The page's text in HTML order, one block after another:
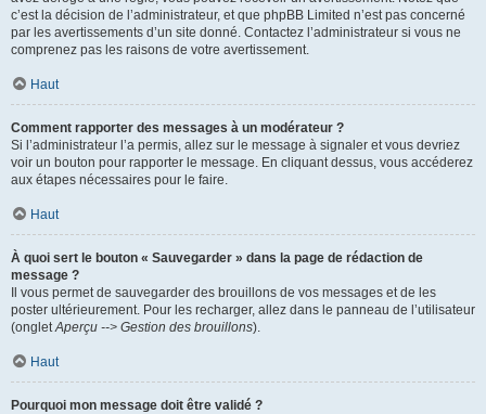
c’est la décision de l’administrateur, et que phpBB Limited n’est pas concerné
par les avertissements d’un site donné. Contactez l’administrateur si vous ne
comprenez pas les raisons de votre avertissement.
Haut
Comment rapporter des messages à un modérateur ?
Si l’administrateur l’a permis, allez sur le message à signaler et vous devriez
voir un bouton pour rapporter le message. En cliquant dessus, vous accéderez
aux étapes nécessaires pour le faire.
Haut
À quoi sert le bouton « Sauvegarder » dans la page de rédaction de
message ?
Il vous permet de sauvegarder des brouillons de vos messages et de les
poster ultérieurement. Pour les recharger, allez dans le panneau de l’utilisateur
(ongletAperçu --> Gestion des brouillons).
Haut
Pourquoi mon message doit être validé ?